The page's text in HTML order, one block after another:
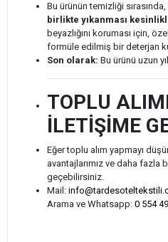
Bu ürünün temizliği sırasında,
birlikte yıkanması
beyazlığını koruması için,
formüle edilmiş bir deterjan
Son olarak: Bu ürünü uzun
TOPLU
İLETİŞİME
Eğer toplu alım yapmayı
avantajlarımız ve daha
geçebilirsiniz.
Mail:
Arama ve Whatsapp: 0 554